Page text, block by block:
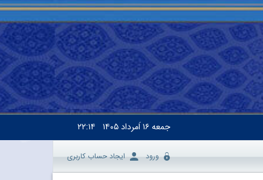
جمعه۱۶ اَمرداد ۱۴۰۵ ۲۲:۱۴
ورود ایجاد حساب کاربری